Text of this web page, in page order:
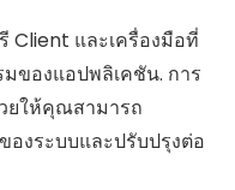
Client และเครื่องมือที่
ของแอปพลิเคชัน. การ
ยให้คุณสามารถ
ของระบบและปรับปรุงต่อ